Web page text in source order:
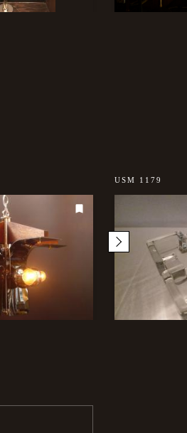
USM 1179